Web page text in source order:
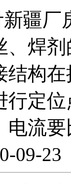
疆
、焊
结构
行定
流
09-